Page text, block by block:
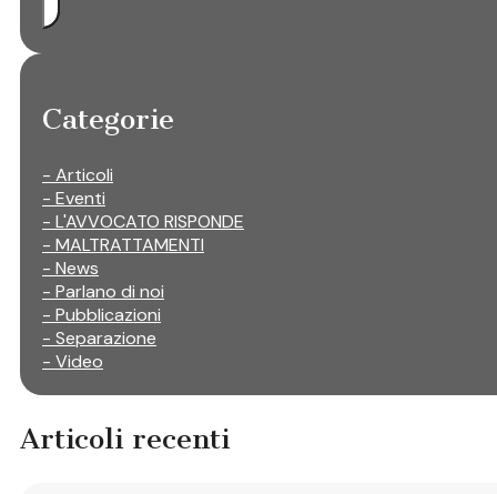
Categorie
- Articoli
- Eventi
- L'AVVOCATO RISPONDE
- MALTRATTAMENTI
- News
- Parlano di noi
- Pubblicazioni
- Separazione
- Video
Articoli recenti